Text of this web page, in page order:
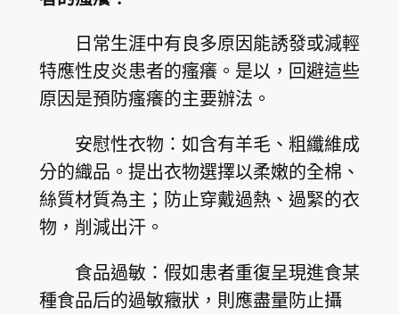
日常生涯中有良多原因能誘發或減輕
特應性皮炎患者的瘙癢。是以，回避這些
原因是預防瘙癢的主要辦法。
安慰性衣物：如含有羊毛、粗纖維成
分的織品。提出衣物選擇以柔嫩的全棉、
絲質材質為主；防止穿戴過熱、過緊的衣
物，削減出汗。
食品過敏：假如患者重復呈現進食某
種食品后的過敏癥狀，則應盡量防止攝